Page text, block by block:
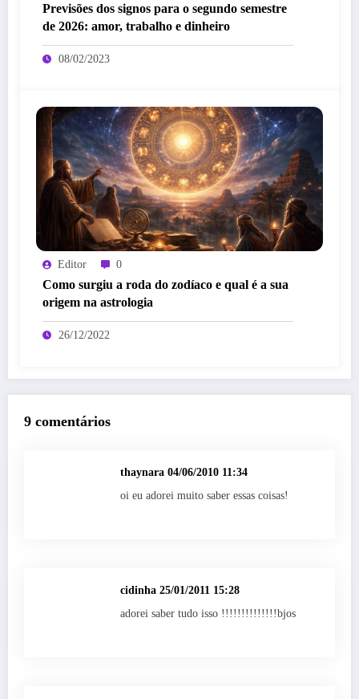
Previsões dos signos para o segundo semestre
de 2026: amor, trabalho e dinheiro
08/02/2023
Editor 0
Como surgiu a roda do zodíaco e qual é a sua
origem na astrologia
26/12/2022
9 comentários
thaynara 04/06/2010 11:34
oi eu adorei muito saber essas coisas!
cidinha 25/01/2011 15:28
adorei saber tudo isso !!!!!!!!!!!!!!bjos